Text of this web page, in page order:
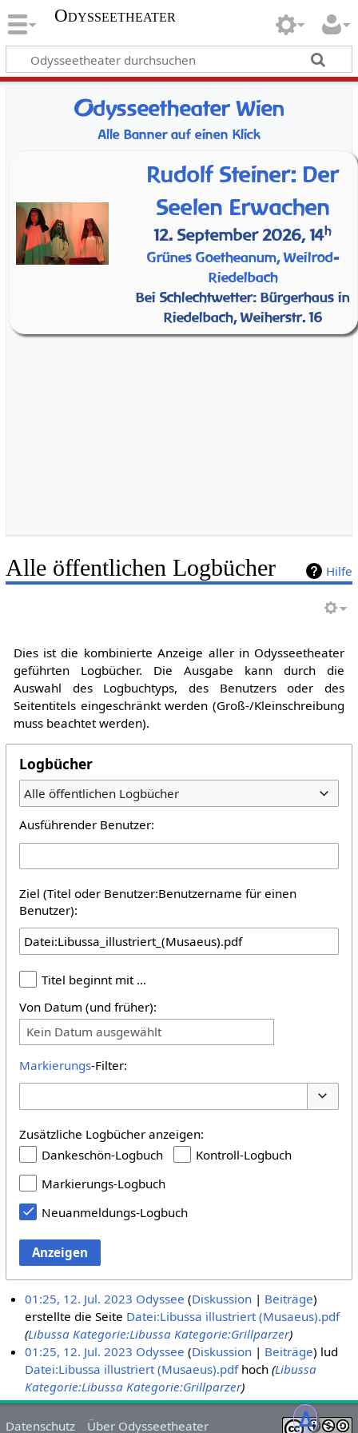
Odysseetheater
Odysseetheater Wien
Alle Banner auf einen Klick
Rudolf Steiner: Der
Seelen Erwachen
12. September 2026, 14h
Grünes Goetheanum, Weilrod-
Riedelbach
Bei Schlechtwetter: Bürgerhaus in
Riedelbach, Weiherstr. 16
ᐃ
Hilfe
Alle öffentlichen Logbücher
Dies ist die kombinierte Anzeige aller in Odysseetheater
geführten Logbücher. Die Ausgabe kann durch die
Auswahl des Logbuchtyps, des Benutzers oder des
Seitentitels eingeschränkt werden (Groß-/Kleinschreibung
muss beachtet werden).
Logbücher
Alle öffentlichen Logbücher
Ausführender Benutzer:
Ziel (Titel oder Benutzer:Benutzername für einen
Benutzer):
Titel beginnt mit …
Von Datum (und früher):
Kein Datum ausgewählt
Markierungs-Filter:
Zusätzliche Logbücher anzeigen:
Dankeschön-Logbuch
Kontroll-Logbuch
Markierungs-Logbuch
Neuanmeldungs-Logbuch
Anzeigen
01:25, 12. Jul. 2023 Odyssee Diskussion
Beiträge
erstellte die Seite Datei:Libussa illustriert (Musaeus).pdf
(Libussa Kategorie:Libussa Kategorie:Grillparzer)
01:25, 12. Jul. 2023 Odyssee Diskussion Beiträge lud
Datei:Libussa illustriert (Musaeus).pdfhoch(Libussa
Kategorie:Libussa Kategorie:Grillparzer)
Datenschutz Über Odysseetheater